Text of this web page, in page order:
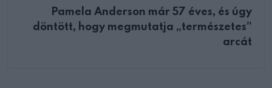
Pamela Anderson már 57 éves, és úgy
döntött, hogy megmutatja „természetes”
arcát